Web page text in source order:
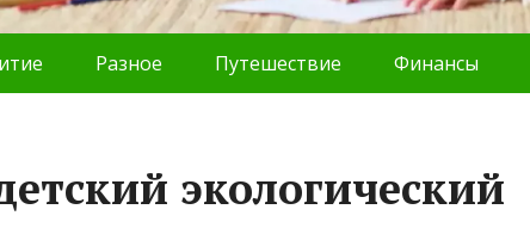
Разное Путешествие Финансы
экологический